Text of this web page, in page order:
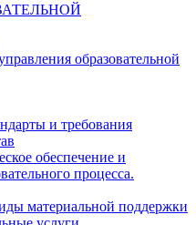
образовательной
и требования
обеспечение и
процесса.
материальной поддержки